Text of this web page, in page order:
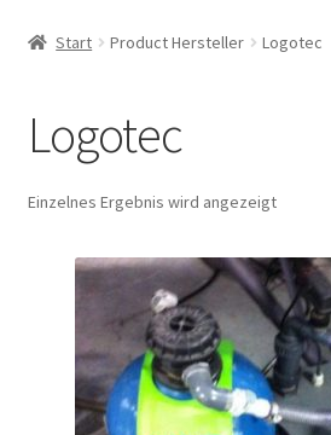
Mein Konto
Start Product Hersteller Logotec
Logotec
Einzelnes Ergebnis wird angezeigt